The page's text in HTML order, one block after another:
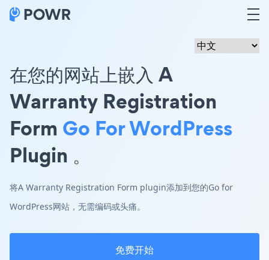
在您的网站上嵌入 A
Warranty Registration
Form Go For WordPress
Plugin 。
将A Warranty Registration Form plugin添加到您的Go for
WordPress网站，无需编码或头痛。
免费开始